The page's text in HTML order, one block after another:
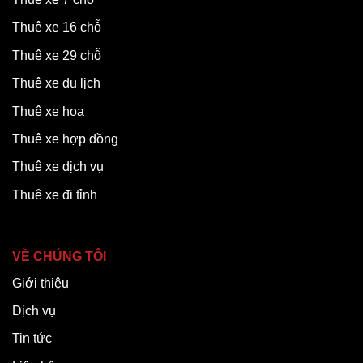
Thuê xe 16 chỗ
Thuê xe 29 chỗ
Thuê xe du lịch
Thuê xe hoa
Thuê xe hợp đồng
Thuê xe dịch vụ
Thuê xe đi tỉnh
VỀ CHÚNG TÔI
Giới thiệu
Dịch vụ
Tin tức